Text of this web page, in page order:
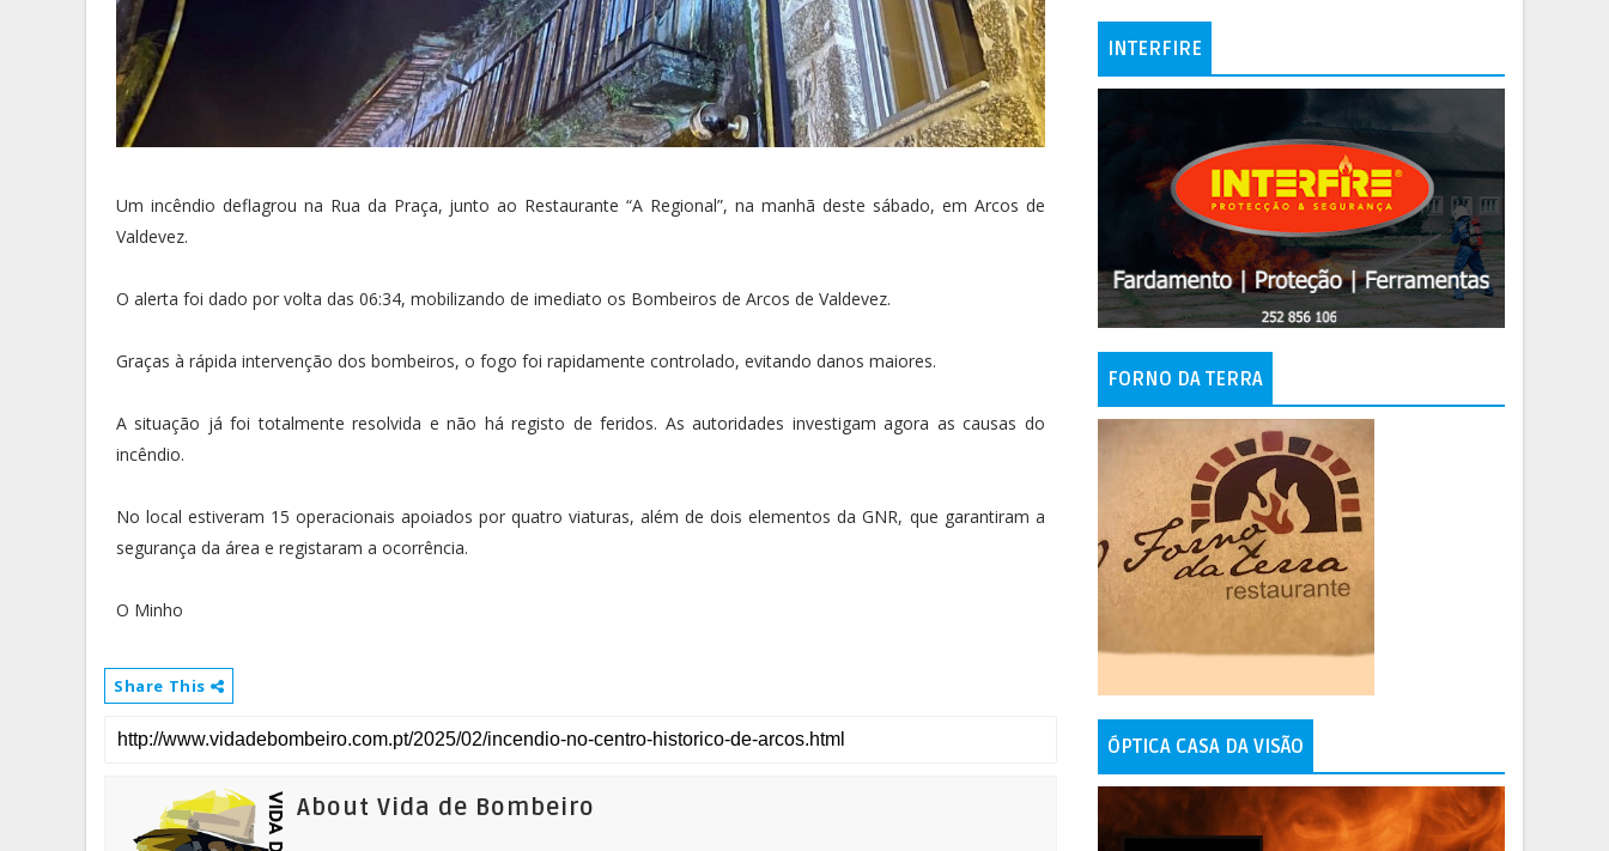
Um incêndio deflagrou na Rua da Praça, junto ao Restaurante “A Regional”, na manhã deste sábado, em Arcos de
Valdevez.
O alerta foi dado por volta das 06:34, mobilizando de imediato os Bombeiros de Arcos de Valdevez.
Graças à rápida intervenção dos bombeiros, o fogo foi rapidamente controlado, evitando danos maiores.
A situação já foi totalmente resolvida e não há registo de feridos. As autoridades investigam agora as causas do
incêndio.
No local estiveram 15 operacionais apoiados por quatro viaturas, além de dois elementos da GNR, que garantiram a
segurança da área e registaram a ocorrência.
O Minho
Share This
About Vida de Bombeiro
INTERFIRE
FORNO DA TERRA
ÓPTICA CASA DA VISÃO